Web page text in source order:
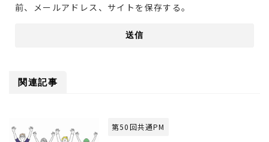
前、メールアドレス、サイトを保存する。
関連記事
第50回共通PM